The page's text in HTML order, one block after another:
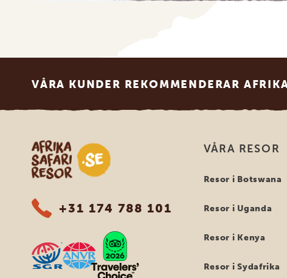
VÅRA KUNDER REKOMMENDERAR
Safari-resor i Afrika
+31 174 788 101
VÅRA RESOR
Resor i Botswana
Resor i Uganda
Resor i Kenya
Resor i Sydafrika